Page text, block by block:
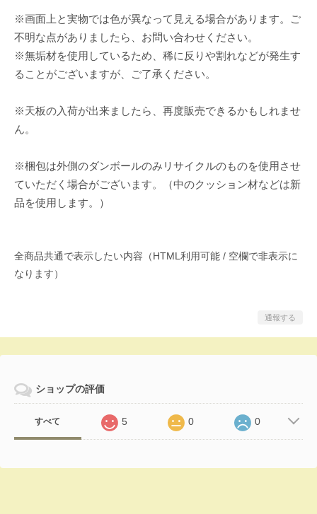
※画面上と実物では色が異なって見える場合があります。ご
不明な点がありましたら、お問い合わせください。
※無垢材を使用しているため、稀に反りや割れなどが発生す
ることがございますが、ご了承ください。
※天板の入荷が出来ましたら、再度販売できるかもしれませ
ん。
※梱包は外側のダンボールのみリサイクルのものを使用させ
ていただく場合がございます。（中のクッション材などは新
品を使用します。）
全商品共通で表示したい内容（HTML利用可能 / 空欄で非表示に
なります）
通報する
ショップの評価
すべて 5 0 0